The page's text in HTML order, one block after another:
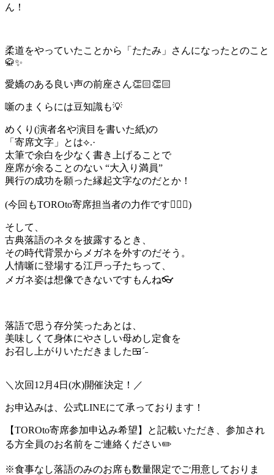
ん！
柔道をやっていたことから「たたみ」さんになったとのこと
🥋✨
愛嬌のある良い声の前座さん👏🏻👏🏻
噺のまくらには豆知識も💡
めくり(演者名や演目を書いた紙)の
「寄席文字」とは⟡.·
太筆で余白を少なく書き上げることで
座席が余ることのない “大入り満員”
興行の成功を願った縁起文字なのだとか！
(今回もTOROto寄席担当者の力作です👍🏻✨)
そして、
古典落語のネタを披露するとき、
その時代背景からメガネを外すのだそう。
人情噺に登場する江戸っ子たちって、
メガネ姿は想像できないですもんね👓
落語で思う存分笑ったあとは、
美味しくて身体にやさしい母めし定食を
お召し上がりいただきました🍱ˊ˗
＼次回12月4日(水)開催決定！／
お申込みは、公式LINEにて承っております！
【TOROto寄席参加申込み希望】と記載いただき、参加され
る方全員のお名前をご連絡ください✏️
※食事なし落語のみのお席も数量限定でご用意しておりま